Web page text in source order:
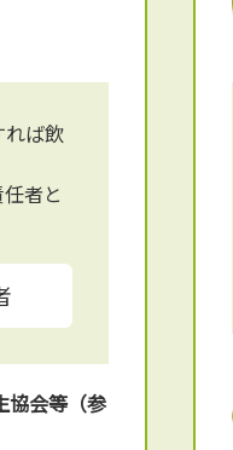
ば飲
者と
協会等（参